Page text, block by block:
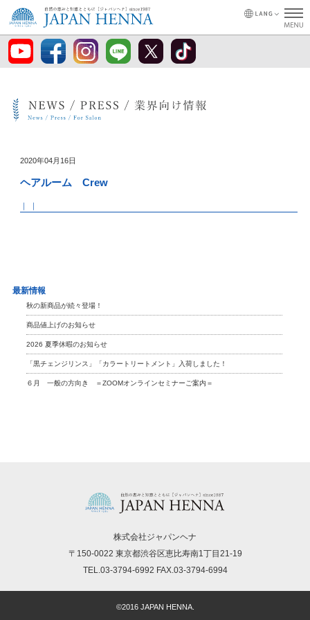
2020年04月16日
ヘアルーム Crew
｜ ｜
最新情報
秋の新商品が続々登場！
商品値上げのお知らせ
2026 夏季休暇のお知らせ
「黒チェンジリンス」「カラートリートメント」入荷しました！
６月 一般の方向き ＝ZOOMオンラインセミナーご案内＝
株式会社ジャパンヘナ
〒150-0022 東京都渋谷区恵比寿南1丁目21-19
TEL.03-3794-6992 FAX.03-3794-6994
©2016 JAPAN HENNA.